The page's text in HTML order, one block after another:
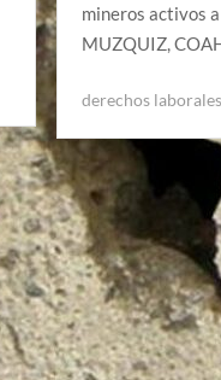
mineros activos
MUZQUIZ,
derechos laborales